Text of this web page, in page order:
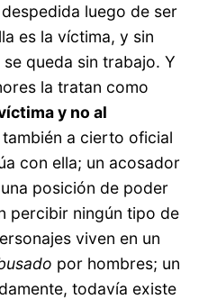
luego de ser
es la víctima, y sin
queda sin trabajo. Y
la tratan como
y no al
también a cierto oficial
con ella; un acosador
posición de poder
percibir ningún tipo de
viven en un
por hombres; un
todavía existe